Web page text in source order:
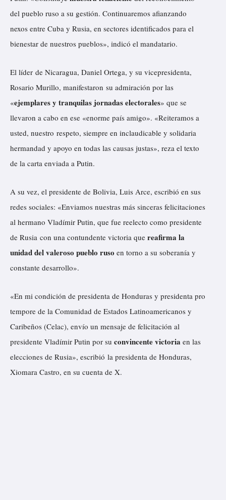
del pueblo ruso a su gestión. Continuaremos afianzando
nexos entre Cuba y Rusia, en sectores identificados para el
bienestar de nuestros pueblos», indicó el mandatario.
El líder de Nicaragua, Daniel Ortega, y su vicepresidenta,
Rosario Murillo, manifestaron su admiración por las
«ejemplares y tranquilas jornadas electorales» que se
llevaron a cabo en ese «enorme país amigo». «Reiteramos a
usted, nuestro respeto, siempre en inclaudicable y solidaria
hermandad y apoyo en todas las causas justas», reza el texto
de la carta enviada a Putin.
A su vez, el presidente de Bolivia, Luis Arce, escribió en sus
redes sociales: «Enviamos nuestras más sinceras felicitaciones
al hermano Vladímir Putin, que fue reelecto como presidente
de Rusia con una contundente victoria que reafirma la
unidad del valeroso pueblo ruso en torno a su soberanía y
constante desarrollo».
«En mi condición de presidenta de Honduras y presidenta pro
tempore de la Comunidad de Estados Latinoamericanos y
Caribeños (Celac), envío un mensaje de felicitación al
presidente Vladímir Putin por su convincente victoria en las
elecciones de Rusia», escribió la presidenta de Honduras,
Xiomara Castro, en su cuenta de X.